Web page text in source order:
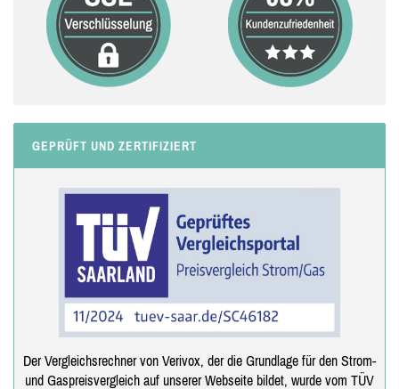
GEPRÜFT UND ZERTIFIZIERT
Der Vergleichsrechner von Verivox, der die Grundlage für den Strom-
und Gaspreisvergleich auf unserer Webseite bildet, wurde vom TÜV